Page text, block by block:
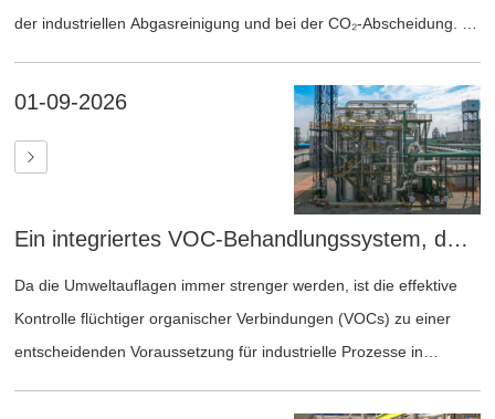
der industriellen Abgasreinigung und bei der CO₂-Abscheidung. In
die das Adsorptionsmedium aufnimmt und den Prozessgasstrom
01-09-2026
Ein integriertes VOC-Behandlungssystem, das hohe Effizienz, kompaktes Design und zuverlässigen industriellen Betrieb bietet.
Da die Umweltauflagen immer strenger werden, ist die effektive
Kontrolle flüchtiger organischer Verbindungen (VOCs) zu einer
entscheidenden Voraussetzung für industrielle Prozesse in